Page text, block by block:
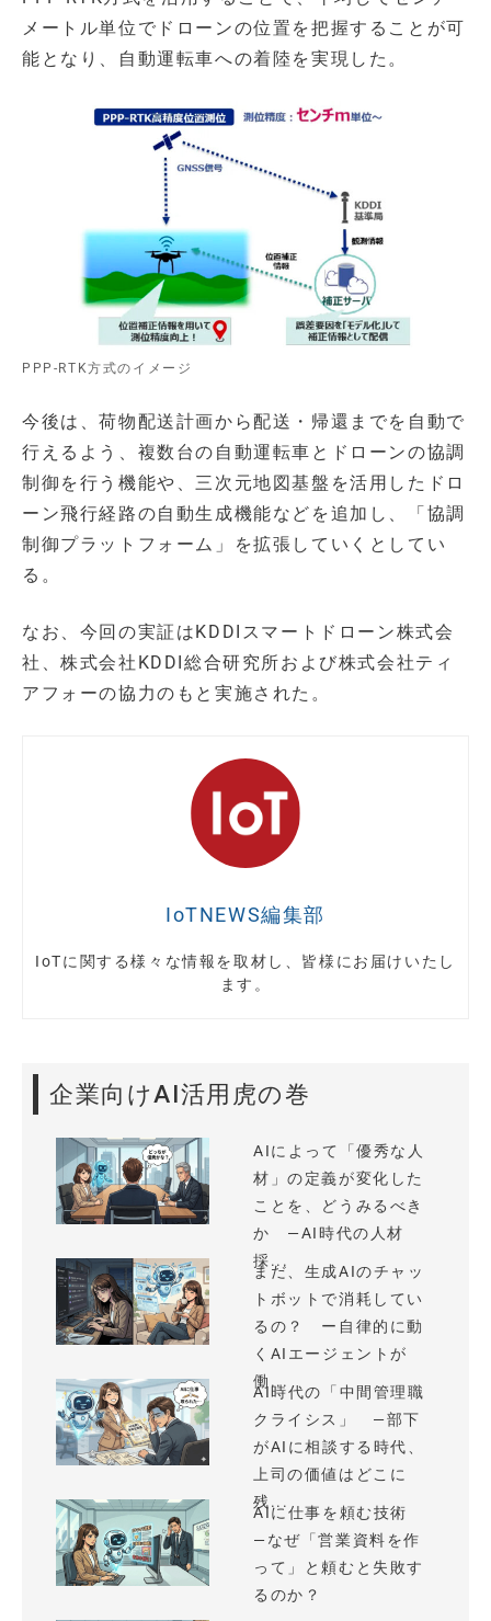
メートル単位でドローンの位置を把握することが可
能となり、自動運転車への着陸を実現した。
PPP-RTK方式のイメージ
今後は、荷物配送計画から配送・帰還までを自動で
行えるよう、複数台の自動運転車とドローンの協調
制御を行う機能や、三次元地図基盤を活用したドロ
ーン飛行経路の自動生成機能などを追加し、「協調
制御プラットフォーム」を拡張していくとしてい
る。
なお、今回の実証はKDDIスマートドローン株式会
社、株式会社KDDI総合研究所および株式会社ティ
アフォーの協力のもと実施された。
IoTNEWS編集部
IoTに関する様々な情報を取材し、皆様にお届けいたし
ます。
企業向けAI活用虎の巻
AIによって「優秀な人
材」の定義が変化した
ことを、どうみるべき
か —AI時代の人材
採...
まだ、生成AIのチャッ
トボットで消耗してい
るの？ ー自律的に動
くAIエージェントが
働...
AI時代の「中間管理職
クライシス」 —部下
がAIに相談する時代、
上司の価値はどこに
残...
AIに仕事を頼む技術
—なぜ「営業資料を作
って」と頼むと失敗す
るのか？